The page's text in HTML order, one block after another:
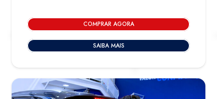
COMPRAR AGORA
SAIBA MAIS